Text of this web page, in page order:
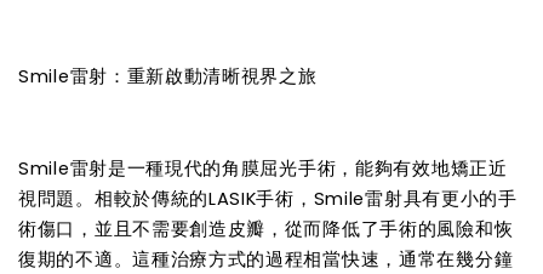
Smile雷射：重新啟動清晰視界之旅
Smile雷射是一種現代的角膜屈光手術，能夠有效地矯正近
視問題。相較於傳統的LASIK手術，Smile雷射具有更小的手
術傷口，並且不需要創造皮瓣，從而降低了手術的風險和恢
復期的不適。這種治療方式的過程相當快速，通常在幾分鐘